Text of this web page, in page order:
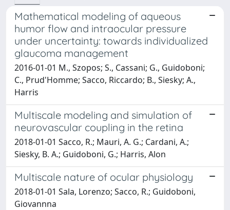
Mathematical modeling of aqueous
humor flow and intraocular pressure
under uncertainty: towards individualized
glaucoma management
2016-01-01 M., Szopos; S., Cassani; G., Guidoboni;
C., Prud'Homme; Sacco, Riccardo; B., Siesky; A.,
Harris
Multiscale modeling and simulation of
neurovascular coupling in the retina
2018-01-01 Sacco, R.; Mauri, A. G.; Cardani, A.;
Siesky, B. A.; Guidoboni, G.; Harris, Alon
Multiscale nature of ocular physiology
2018-01-01 Sala, Lorenzo; Sacco, R.; Guidoboni,
Giovannna